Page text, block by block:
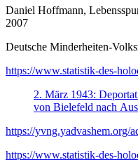
Daniel Hoffmann,
2007
Deutsche Minderheiten-
https://www.statistik-des-
2. März 1943:
von Bielefeld nach
https://yvng.yadvashem.org/
https://www.statistik-des-